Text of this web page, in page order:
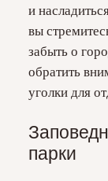
и
вы
забыть о
обратить
уголки для
парки